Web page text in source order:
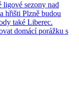
sezony nad
hřišti Plzně budou
také Liberec.
domácí porážku s